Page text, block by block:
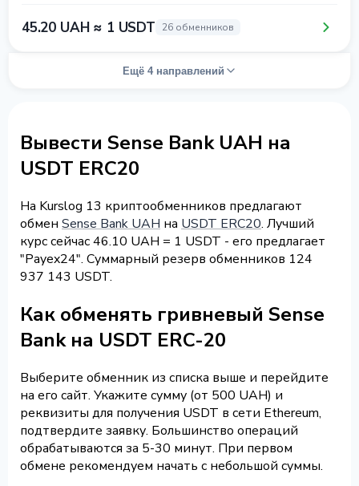
45.20 UAH ≈ 1 USDT 26 обменников
Ещё 4 направлений
Вывести Sense Bank UAH на
USDT ERC20
На Kurslog 13 криптообменников предлагают
обмен Sense Bank UAH на USDT ERC20. Лучший
курс сейчас 46.10 UAH = 1 USDT - его предлагает
"Payex24". Суммарный резерв обменников 124
937 143 USDT.
Как обменять гривневый Sense
Bank на USDT ERC-20
Выберите обменник из списка выше и перейдите
на его сайт. Укажите сумму (от 500 UAH) и
реквизиты для получения USDT в сети Ethereum,
подтвердите заявку. Большинство операций
обрабатываются за 5-30 минут. При первом
обмене рекомендуем начать с небольшой суммы.